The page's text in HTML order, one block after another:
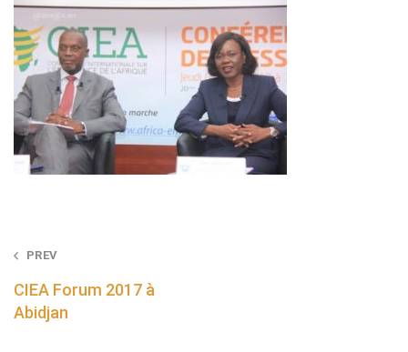
Post
navigation
PREV
CIEA Forum 2017 à
Abidjan